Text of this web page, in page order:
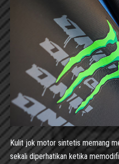
Kulit jok motor sintetis memang
sekali diperhatikan ketika